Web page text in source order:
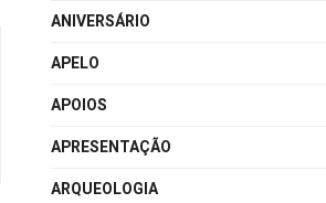
ANIVERSÁRIO
APELO
APOIOS
APRESENTAÇÃO
ARQUEOLOGIA